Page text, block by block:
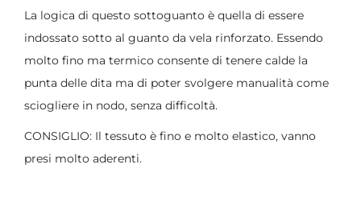
La logica di questo sottoguanto è quella di essere
indossato sotto al guanto da vela rinforzato. Essendo
molto fino ma termico consente di tenere calde la
punta delle dita ma di poter svolgere manualità come
sciogliere in nodo, senza difficoltà.
CONSIGLIO: Il tessuto è fino e molto elastico, vanno
presi molto aderenti.